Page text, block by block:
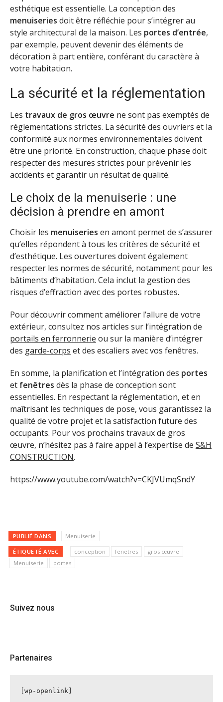
esthétique est essentielle. La conception des
menuiseries doit être réfléchie pour s’intégrer au
style architectural de la maison. Les portes d’entrée,
par exemple, peuvent devenir des éléments de
décoration à part entière, conférant du caractère à
votre habitation.
La sécurité et la réglementation
Les travaux de gros œuvre ne sont pas exemptés de
réglementations strictes. La sécurité des ouvriers et la
conformité aux normes environnementales doivent
être une priorité. En construction, chaque phase doit
respecter des mesures strictes pour prévenir les
accidents et garantir un résultat de qualité.
Le choix de la menuiserie : une
décision à prendre en amont
Choisir les menuiseries en amont permet de s’assurer
qu’elles répondent à tous les critères de sécurité et
d’esthétique. Les ouvertures doivent également
respecter les normes de sécurité, notamment pour les
bâtiments d’habitation. Cela inclut la gestion des
risques d’effraction avec des portes robustes.
Pour découvrir comment améliorer l’allure de votre
extérieur, consultez nos articles sur l’intégration de
portails en ferronnerie ou sur la manière d’intégrer
des garde-corps et des escaliers avec vos fenêtres.
En somme, la planification et l’intégration des portes
et fenêtres dès la phase de conception sont
essentielles. En respectant la réglementation, et en
maîtrisant les techniques de pose, vous garantissez la
qualité de votre projet et la satisfaction future des
occupants. Pour vos prochains travaux de gros
œuvre, n’hésitez pas à faire appel à l’expertise de S&H
CONSTRUCTION.
https://www.youtube.com/watch?v=CKJVUmqSndY
PUBLIÉ DANS Menuiserie
ÉTIQUETÉ AVEC conception fenetres
gros œuvre
Menuiserie
portes
Suivez nous
Partenaires
[wp-openlink]